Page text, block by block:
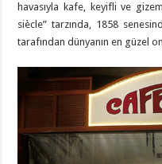
havasıyla kafe, keyifli ve
siècle” tarzında, 1858
tarafından dünyanın en güzel